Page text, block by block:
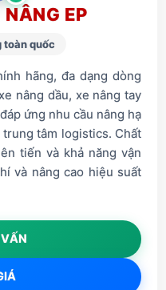
EP
toàn quốc
hãng, đa dạng dòng
nâng dầu, xe nâng tay
ứng nhu cầu nâng hạ
tâm logistics. Chất
tiến và khả năng vận
và nâng cao hiệu suất